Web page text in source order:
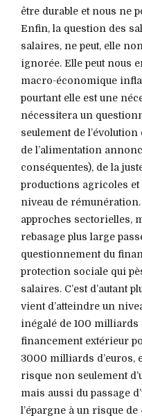
être durable et nous ne
Enfin, la question des
salaires, ne peut, elle
ignorée. Elle peut nous
macro-économique
pourtant elle est une
nécessitera un
seulement de
de l’alimentation
conséquentes), de la
productions agricoles
niveau de
approches sectorielles,
rebasage plus large
questionnement du
protection sociale qui
salaires. C’est d’autant
vient d’atteindre un
inégalé de 100 milliards
financement extérieur
3000 milliards d’euros,
risque non seulement
mais aussi du passage
l’épargne à un risque